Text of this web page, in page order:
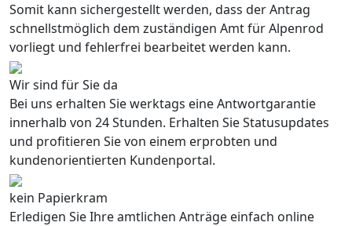
Somit kann sichergestellt werden, dass der Antrag
schnellstmöglich dem zuständigen Amt für Alpenrod
vorliegt und fehlerfrei bearbeitet werden kann.
Wir sind für Sie da
Bei uns erhalten Sie werktags eine Antwortgarantie
innerhalb von 24 Stunden. Erhalten Sie Statusupdates
und profitieren Sie von einem erprobten und
kundenorientierten Kundenportal.
kein Papierkram
Erledigen Sie Ihre amtlichen Anträge einfach online